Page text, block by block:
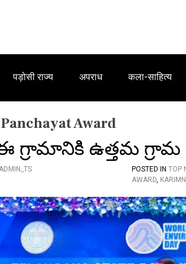
पड़ोसी राज्य अपराध कला-साहित्य
Award
గ్రామానికి ఉత్తమ
POSTED IN TOP
AWARD,